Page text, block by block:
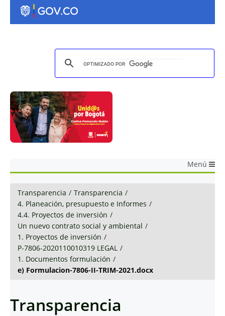
Menú
Transparencia / Transparencia /
4. Planeación, presupuesto e Informes /
4.4. Proyectos de inversión /
Un nuevo contrato social y ambiental /
1. Proyectos de inversión /
P-7806-2020110010319 LEGAL /
1. Documentos formulación /
e) Formulacion-7806-II-TRIM-2021.docx
Transparencia